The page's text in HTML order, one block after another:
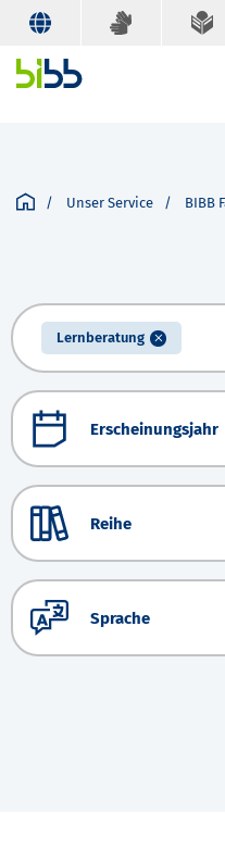
Unser Service BIBB
Lernberatung
Erscheinungsjahr
Reihe
Sprache